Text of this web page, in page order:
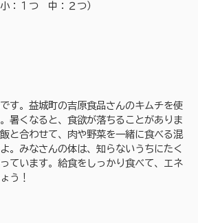
：１つ 中：２つ）
す。益城町の吉原食品さんのキムチを使
暑くなると、食欲が落ちることがありま
と合わせて、肉や野菜を一緒に食べる混
。みなさんの体は、知らないうちにたく
ています。給食をしっかり食べて、エネ
う！